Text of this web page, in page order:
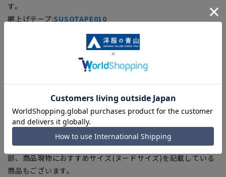
す。
裾上げテープ:SUSOTAPE010
【商品に関するご注意】
■商品画像はサンプルのため、色味やサイズ等の仕様に変更が
ある場合がございますので、予めご了承ください。
■ゆとり感には個人差があります。サイズ表を確認の上、ご購
入の目安としてご利用ください。
■生地や仕様・デザインにより、着用感や実際のサイズ表に若
干の誤差が生じる場合がございます。予めご了承ください。
■サイズスペックは仕上がりサイズを記載しております。一
部、商品現物におすすめサイズ(ヌードサイズ)を記載している
商品もございます。